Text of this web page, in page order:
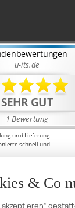
& Co
akzeptieren“